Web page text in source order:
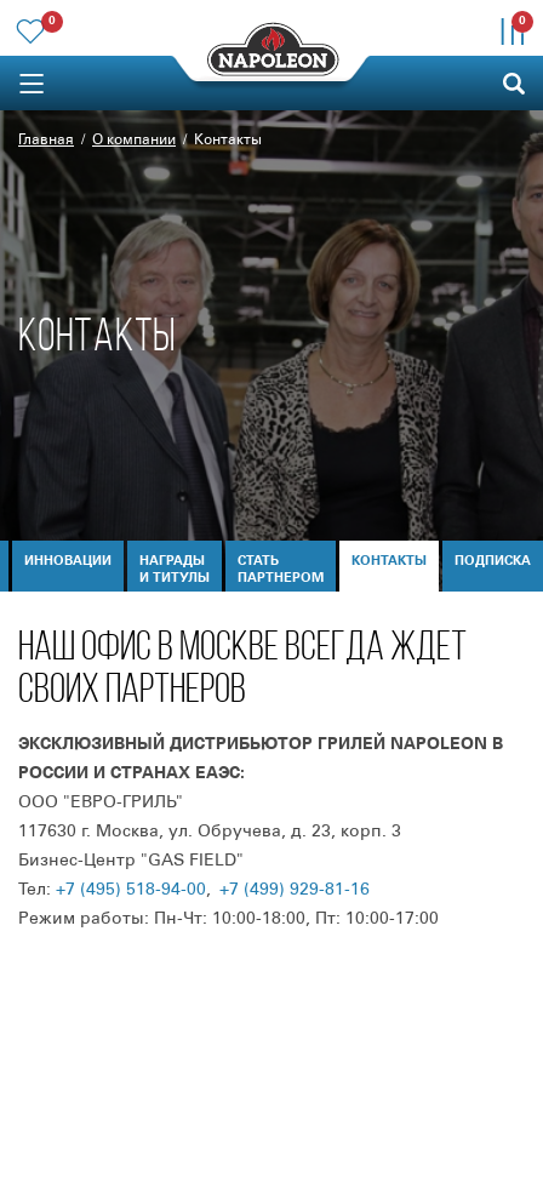
0 0
Главная О компании Контакты
КОНТАКТЫ
ИННОВАЦИИ
НАГРАДЫ
И ТИТУЛЫ
СТАТЬ
ПАРТНЕРОМ
КОНТАКТЫ ПОДПИСКА
НАШ ОФИС В МОСКВЕ ВСЕГДА ЖДЕТ
СВОИХ ПАРТНЕРОВ
ЭКСКЛЮЗИВНЫЙ ДИСТРИБЬЮТОР ГРИЛЕЙ NAPOLEON В
РОССИИ И СТРАНАХ ЕАЭС:
ООО "ЕВРО-ГРИЛЬ"
117630 г. Москва, ул. Обручева, д. 23, корп. 3
Бизнес-Центр "GAS FIELD"
Тел: +7 (495) 518-94-00, +7 (499) 929-81-16
Режим работы: Пн-Чт: 10:00-18:00, Пт: 10:00-17:00